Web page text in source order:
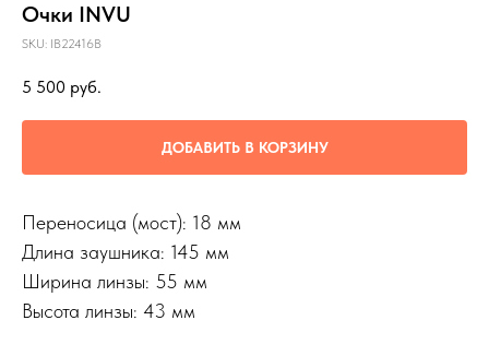
Очки INVU
SKU: IB22416B
5 500 руб.
ДОБАВИТЬ В КОРЗИНУ
Переносица (мост): 18 мм
Длина заушника: 145 мм
Ширина линзы: 55 мм
Высота линзы: 43 мм